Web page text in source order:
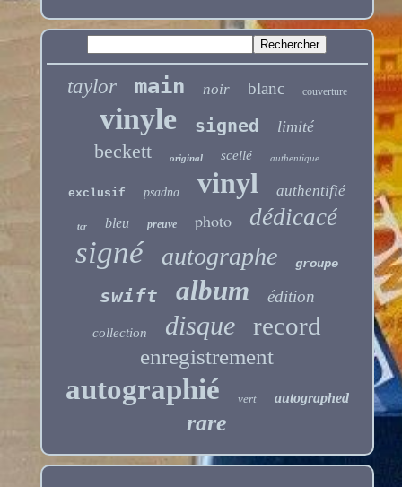
taylor main noir blanc couverture
vinyle signed limité
beckett original scellé authentique
exclusif psadna vinyl authentifié
tcr bleu preuve photo dédicacé
signé autographe groupe
swift album édition
collection disque record
enregistrement
autographié vert autographed
rare